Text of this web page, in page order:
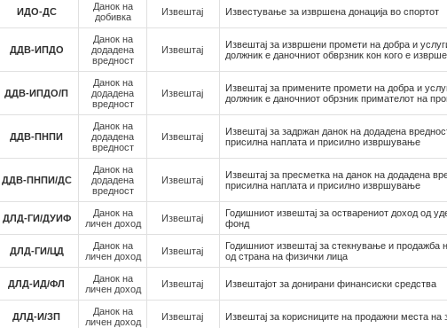
ИДО-ДС
Данок на
добивка
Извештај Известување за извршена донација во спортот
ДДВ-ИПДО
Данок на
додадена
вредност
Извештај
Извештај за извршени промети на добра и
должник е даночниот обврзник кон кого е
ДДВ-ИПДО/П
Данок на
додадена
вредност
Извештај
Извештај за примените промети на добра и
должник е даночниот обрзник примателот на
ДДВ-ПНПИ
Данок на
додадена
вредност
Извештај
Извештај за задржан данок на додадена
присилна наплата и присилно извршување
ДДВ-ПНПИ/ДС
Данок на
додадена
вредност
Извештај
Извештај за пресметка на данок на додадена
присилна наплата и присилно извршување
ДЛД-ГИ/ДУИФ
Данок на
личен доход
Извештај
Годишниот извештај за остварениот доход од
фонд
ДЛД-ГИ/ЦД
Данок на
личен доход
Извештај
Годишниот извештај за стекнување и продажба
од страна на физички лица
ДЛД-ИД/ФЛ
Данок на
личен доход
Извештај Извештајот за донирани финансиски средства
ДЛД-И/ЗП
Данок на
личен доход
Извештај Извештај за корисниците на продажни места на